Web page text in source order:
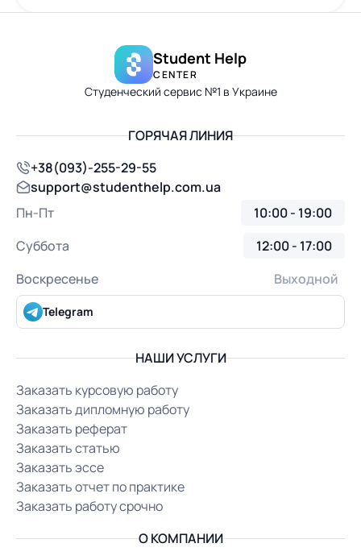
Student Help
CENTER
Студенческий сервис №1 в Украине
НАШИ УСЛУГИ
Заказать курсовую работу
Заказать дипломную работу
Заказать реферат
Заказать статью
Заказать эссе
Заказать отчет по практике
Заказать работу срочно
О КОМПАНИИ
ГОРЯЧАЯ ЛИНИЯ
+38(093)-255-29-55
support@studenthelp.com.ua
Пн-Пт
10:00 - 19:00
Суббота
12:00 - 17:00
Воскресенье
Выходной
Telegram